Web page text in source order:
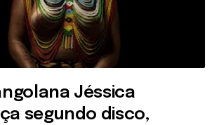
Jéssica
segundo disco,